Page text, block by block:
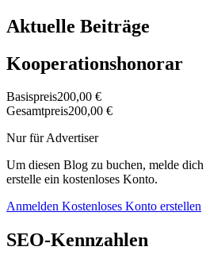
Aktuelle Beiträge
Kooperationshonorar
Basispreis200,00 €
Gesamtpreis200,00 €
Nur für Advertiser
Um diesen Blog zu buchen, melde
erstelle ein kostenloses Konto.
Anmelden Kostenloses Konto erstellen
SEO-Kennzahlen